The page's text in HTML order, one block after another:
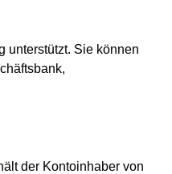
unterstützt. Sie können
der Kontoinhaber von